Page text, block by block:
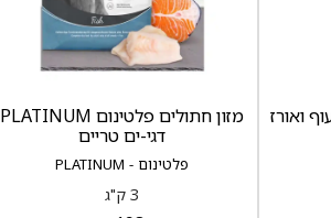
פלטינום - PLATINUM
מזון חתולים פלטינום PLATINUM
דגי-ים טריים
3 ק"ג